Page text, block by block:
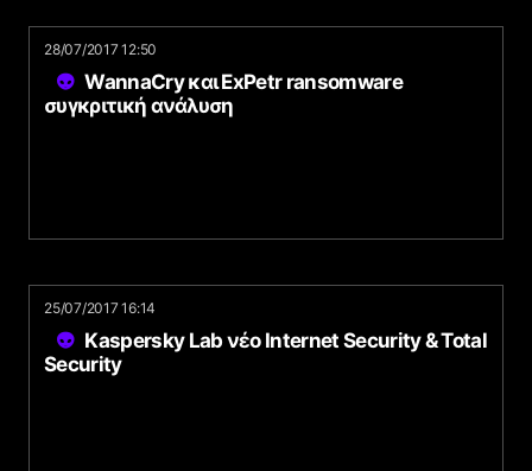
28/07/2017 12:50
WannaCry και ExPetr ransomware
συγκριτική ανάλυση
25/07/2017 16:14
Kaspersky Lab νέο Internet Security & Total
Security